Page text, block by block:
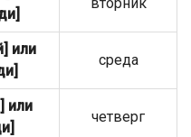
или
среда
или
четверг